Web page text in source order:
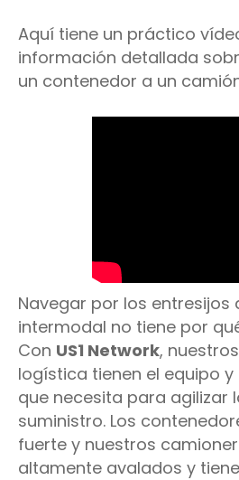
Aquí tiene un práctico
información detallada
un contenedor a un
Navegar por los entresijos
intermodal no tiene por
Con US1 Network,
logística tienen el equipo y
que necesita para agilizar
suministro. Los
fuerte y nuestros
altamente avalados y